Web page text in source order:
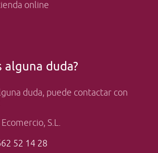
online
alguna duda?
duda, puede contactar con
S.L.
52 14 28